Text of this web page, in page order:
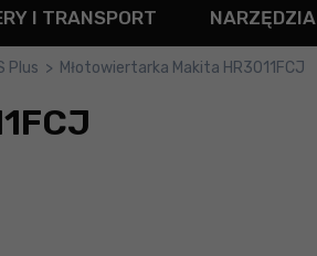
I TRANSPORT NARZĘDZIA
Plus > Młotowiertarka Makita HR3011FCJ